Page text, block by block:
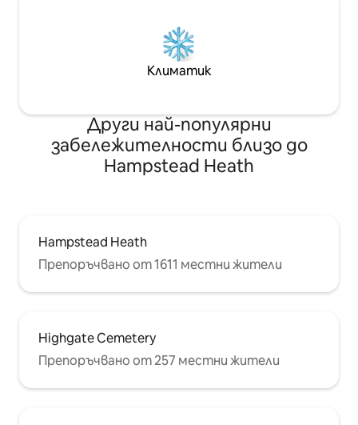
Климатик
Други най-популярни
забележителности близо до
Hampstead Heath
Hampstead Heath
Препоръчвано от 1611 местни жители
Highgate Cemetery
Препоръчвано от 257 местни жители